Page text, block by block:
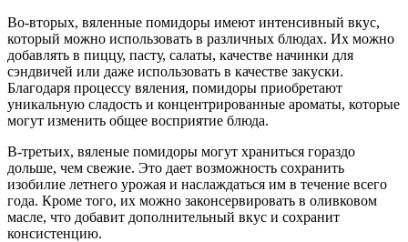
Во-вторых, вяленные помидоры имеют интенсивный вкус,
который можно использовать в различных блюдах. Их можно
добавлять в пиццу, пасту, салаты, качестве начинки для
сэндвичей или даже использовать в качестве закуски.
Благодаря процессу вяления, помидоры приобретают
уникальную сладость и концентрированные ароматы, которые
могут изменить общее восприятие блюда.
В-третьих, вяленые помидоры могут храниться гораздо
дольше, чем свежие. Это дает возможность сохранить
изобилие летнего урожая и наслаждаться им в течение всего
года. Кроме того, их можно законсервировать в оливковом
масле, что добавит дополнительный вкус и сохранит
консистенцию.